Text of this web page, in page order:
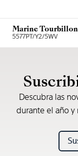
Marine Tourbillon
5577PT/Y2/5WV
Descubra las
durante el año y